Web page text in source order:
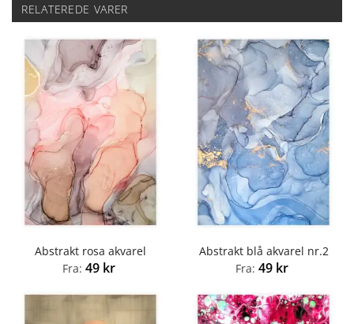
RELATEREDE VARER
Abstrakt rosa akvarel
Fra: 49 kr
Abstrakt blå akvarel nr.2
Fra: 49 kr